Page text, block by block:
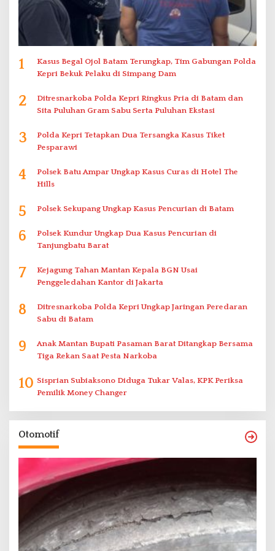
1
Kasus Begal Ojol Batam Terungkap, Tim Gabungan Polda
Kepri Bekuk Pelaku di Simpang Dam
2
Ditresnarkoba Polda Kepri Ringkus Pria di Batam dan
Sita Puluhan Gram Sabu Serta Puluhan Ekstasi
3
Polda Kepri Tetapkan Dua Tersangka Kasus Tiket
Pesparawi
4
Polsek Batu Ampar Ungkap Kasus Curas di Hotel The
Hills
5 Polsek Sekupang Ungkap Kasus Pencurian di Batam
6
Polsek Kundur Ungkap Dua Kasus Pencurian di
Tanjungbatu Barat
7
Kejagung Tahan Mantan Kepala BGN Usai
Penggeledahan Kantor di Jakarta
8
Ditresnarkoba Polda Kepri Ungkap Jaringan Peredaran
Sabu di Batam
9
Anak Mantan Bupati Pasaman Barat Ditangkap Bersama
Tiga Rekan Saat Pesta Narkoba
10 Sisprian Subiaksono Diduga Tukar Valas, KPK Periksa
Pemilik Money Changer
Otomotif